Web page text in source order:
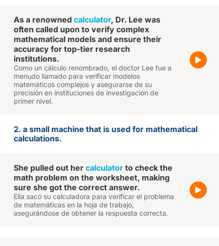
As a renowned calculator, Dr. Lee was
often called upon to verify complex
mathematical models and ensure their
accuracy for top-tier research
institutions.
Como un cálculo renombrado, el doctor Lee fue a
menudo llamado para verificar modelos
matemáticos complejos y asegurarse de su
precisión en instituciones de investigación de
primer nivel.
2. a small machine that is used for mathematical
calculations.
She pulled out her calculator to check the
math problem on the worksheet, making
sure she got the correct answer.
Ella sacó su calculadora para verificar el problema
de matemáticas en la hoja de trabajo,
asegurándose de obtener la respuesta correcta.